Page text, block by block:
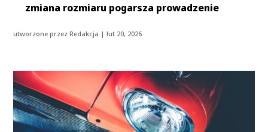
zmiana rozmiaru pogarsza prowadzenie
utworzone przezRedakcja |lut 20, 2026